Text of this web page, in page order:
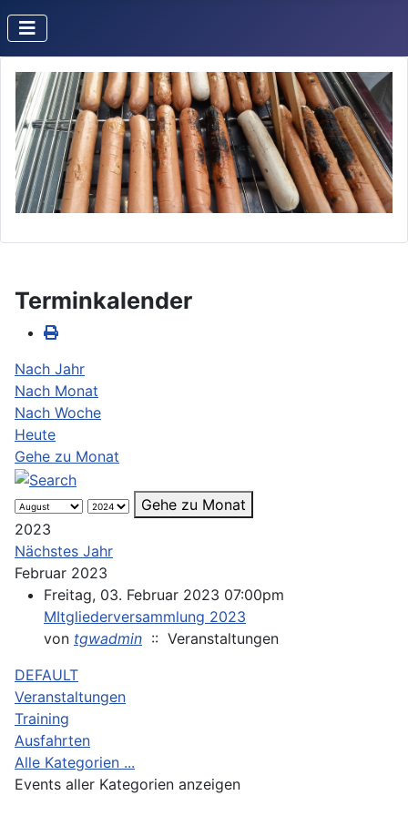
Terminkalender
Nach Jahr
Nach Monat
Nach Woche
Heute
Gehe zu Monat
Gehe zu Monat
2023
Nächstes Jahr
Februar 2023
Freitag, 03. Februar 2023 07:00pm
MItgliederversammlung 2023
von tgwadmin :: Veranstaltungen
Limite der Paginierungsliste
DEFAULT
Veranstaltungen
Training
Ausfahrten
Alle Kategorien ...
Events aller Kategorien anzeigen